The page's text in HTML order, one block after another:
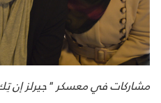
مشاركات في معسكر "جيرلز إن